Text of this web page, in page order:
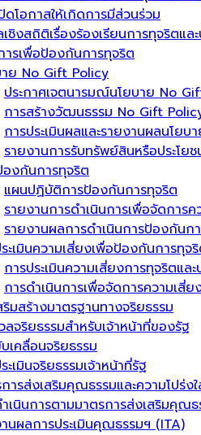
ดโอกาสให้เกิดการมีส่วนร่วม
ชิงสถิติเรื่องร้องเรียนการทุจริตแล
ารเพื่อป้องกันการทุจริต
ย No Gift Policy
ประกาศเจตนารมณ์นโยบาย No
การสร้างวัฒนธรรม No Gift
การประเมินผลและรายงานผลนโย
รายงานการรับทรัพย์สินหรือประโย
งกันการทุจริต
แผนปฏิบัติการป้องกันการทุจริต
รายงานการดำเนินการเพื่อจัดการ
รายงานผลการดำเนินการป้องกันก
ะเมินความเสี่ยงเพื่อป้องกันการทุจ
การประเมินความเสี่ยงการทุจริตแล
การดำเนินการเพื่อจัดการความเสี่
ริมสร้างมาตรฐานทางจริยธรรม
ลจริยธรรมสำหรับเจ้าหน้าที่ของรัฐ
เคลื่อนจริยธรรม
ะเมินจริยธรรมเจ้าหน้าที่รัฐ
ารส่งเสริมคุณธรรมและความโปร่ง
เนินการตามมาตรการส่งเสริมคุณ
นผลการประเมินคุณธรรมฯ (ITA)